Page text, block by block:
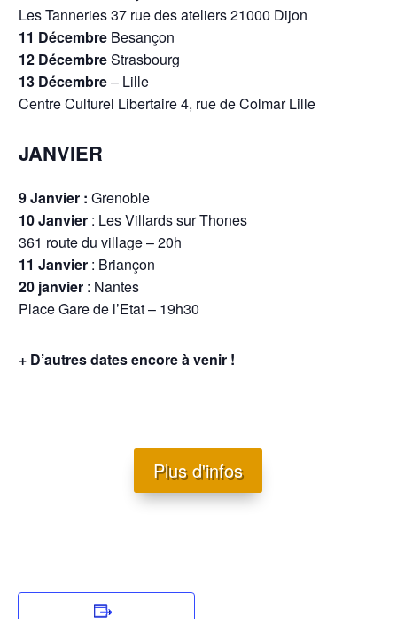
Les Tanneries 37 rue des ateliers 21000 Dijon
11 DécembreBesançon
12 DécembreStrasbourg
13 Décembre– Lille
Centre Culturel Libertaire 4, rue de Colmar Lille
JANVIER
9 Janvier : Grenoble
10 Janvier: Les Villards sur Thones
361 route du village – 20h
11 Janvier: Briançon
20 janvier: Nantes
Place Gare de l’Etat – 19h30
+ D’autres dates encore à venir !
Plus d'infos